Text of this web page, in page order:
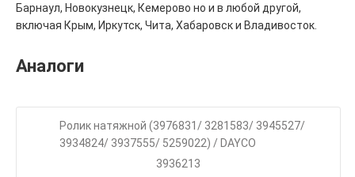
Барнаул, Новокузнецк, Кемерово но и в любой другой,
включая Крым, Иркутск, Чита, Хабаровск и Владивосток.
Аналоги
Ролик натяжной (3976831/ 3281583/ 3945527/
3934824/ 3937555/ 5259022) / DAYCO
3936213